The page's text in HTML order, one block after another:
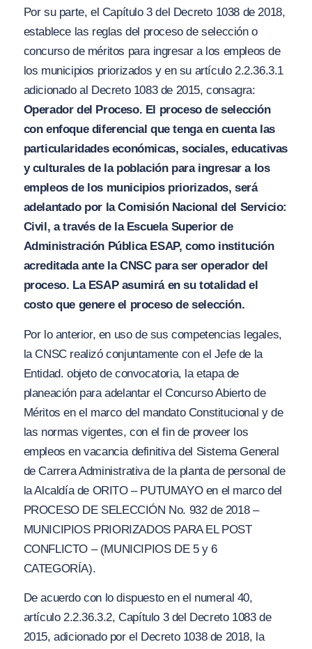
Por su parte, el Capítulo 3 del Decreto 1038 de 2018,
establece las reglas del proceso de selección o
concurso de méritos para ingresar a los empleos de
los municipios priorizados y en su artículo 2.2.36.3.1
adicionado al Decreto 1083 de 2015, consagra:
Operador del Proceso. El proceso de selección
con enfoque diferencial que tenga en cuenta las
particularidades económicas, sociales, educativas
y culturales de la población para ingresar a los
empleos de los municipios priorizados, será
adelantado por la Comisión Nacional del Servicio:
Civil, a través de la Escuela Superior de
Administración Pública ESAP, como institución
acreditada ante la CNSC paraser operador del
proceso. La ESAP asumirá en su totalidad el
costo que genere el proceso de selección.
Por lo anterior, en uso de sus competencias legales,
la CNSC realizó conjuntamente con el Jefe de la
Entidad. objeto de convocatoria, la etapa de
planeación para adelantar el Concurso Abierto de
Méritos en el marco del mandato Constitucional y de
las normas vigentes, con el fin de proveer los
empleos en vacancia definitiva del Sistema General
de Carrera Administrativa de la planta de personal de
la Alcaldía de ORITO – PUTUMAYO en el marco del
PROCESO DE SELECCIÓN No. 932 de 2018 –
MUNICIPIOS PRIORIZADOS PARA EL POST
CONFLICTO – (MUNICIPIOS DE 5 y 6
CATEGORÍA).
De acuerdo con lo dispuesto en el numeral 40,
artículo 2.2.36.3.2, Capítulo 3 del Decreto 1083 de
2015, adicionado por el Decreto 1038 de 2018, la